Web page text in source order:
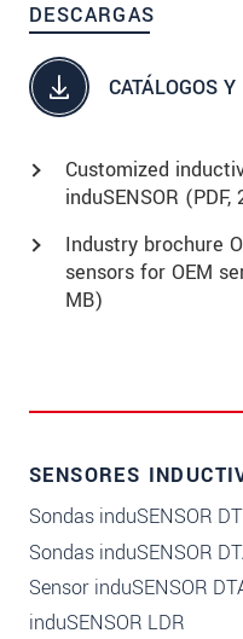
DESCARGAS
CATÁLOGOS
Customized
induSENSOR (PDF,
Industry brochure
sensors for OEM
MB)
SENSORES
Sondas induSENSOR
Sondas induSENSOR
Sensor induSENSOR
induSENSOR LDR